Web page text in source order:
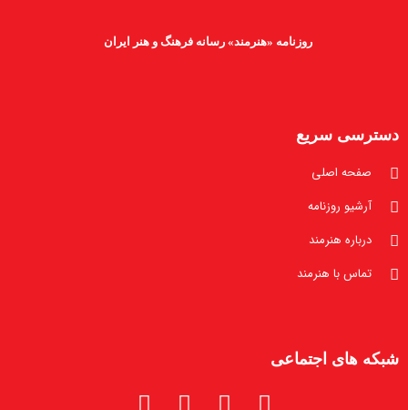
روزنامه «هنرمند» رسانه فرهنگ و هنر ایران
دسترسی سریع
صفحه اصلی
آرشیو روزنامه
درباره هنرمند
تماس با هنرمند
شبکه های اجتماعی